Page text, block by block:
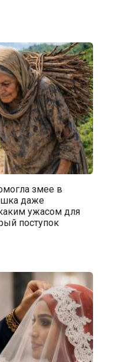
змее в
даже
ужасом для
поступок